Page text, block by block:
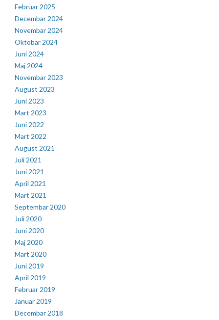
Februar 2025
Decembar 2024
Novembar 2024
Oktobar 2024
Juni 2024
Maj 2024
Novembar 2023
August 2023
Juni 2023
Mart 2023
Juni 2022
Mart 2022
August 2021
Juli 2021
Juni 2021
April 2021
Mart 2021
Septembar 2020
Juli 2020
Juni 2020
Maj 2020
Mart 2020
Juni 2019
April 2019
Februar 2019
Januar 2019
Decembar 2018